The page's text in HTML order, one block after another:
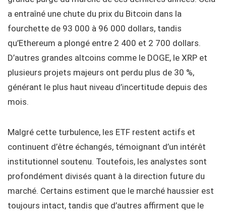
a entraîné une chute du prix du Bitcoin dans la
fourchette de 93 000 à 96 000 dollars, tandis
qu’Ethereum a plongé entre 2 400 et 2 700 dollars.
D’autres grandes altcoins comme le DOGE, le XRP et
plusieurs projets majeurs ont perdu plus de 30 %,
générant le plus haut niveau d’incertitude depuis des
mois.
Malgré cette turbulence, les ETF restent actifs et
continuent d’être échangés, témoignant d’un intérêt
institutionnel soutenu. Toutefois, les analystes sont
profondément divisés quant à la direction future du
marché. Certains estiment que le marché haussier est
toujours intact, tandis que d’autres affirment que le